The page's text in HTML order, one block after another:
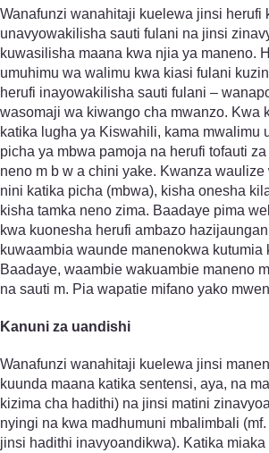
Wanafunzi wanahitaji kuelewa jinsi herufi
unavyowakilisha sauti fulani na jinsi
kuwasilisha maana kwa njia ya maneno.
umuhimu wa walimu kwa kiasi fulani
herufi inayowakilisha sauti fulani –
wasomaji wa kiwango cha mwanzo. Kwa
katika lugha ya Kiswahili, kama mwalimu
picha ya mbwa pamoja na herufi tofauti
neno m b w a chini yake. Kwanza
nini katika picha (mbwa), kisha onesha
kisha tamka neno zima. Baadaye pima
kwa kuonesha herufi ambazo
kuwaambia waunde manenokwa kutumia
Baadaye, waambie wakuambie maneno
na sauti m. Pia wapatie mifano yako
Kanuni za uandishi
Wanafunzi wanahitaji kuelewa jinsi
kuunda maana katika sentensi, aya, na
kizima cha hadithi) na jinsi matini
nyingi na kwa madhumuni mbalimbali
jinsi hadithi inavyoandikwa). Katika miaka